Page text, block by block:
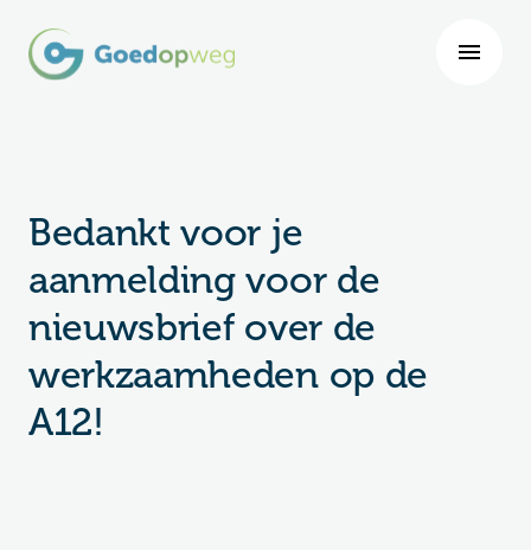
Bedankt voor je
aanmelding voor de
nieuwsbrief over de
werkzaamheden op de
A12!